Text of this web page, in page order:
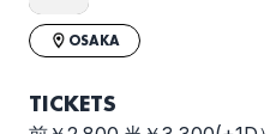
OSAKA
TICKETS